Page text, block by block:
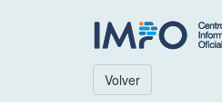
Volver